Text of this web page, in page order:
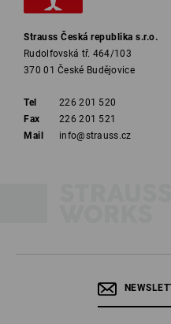
Strauss Česká republika s.r.o.
Rudolfovská tř. 464/103
370 01 České Budějovice
Tel
226 201 520
Fax
226 201 521
Mail
info@strauss.cz